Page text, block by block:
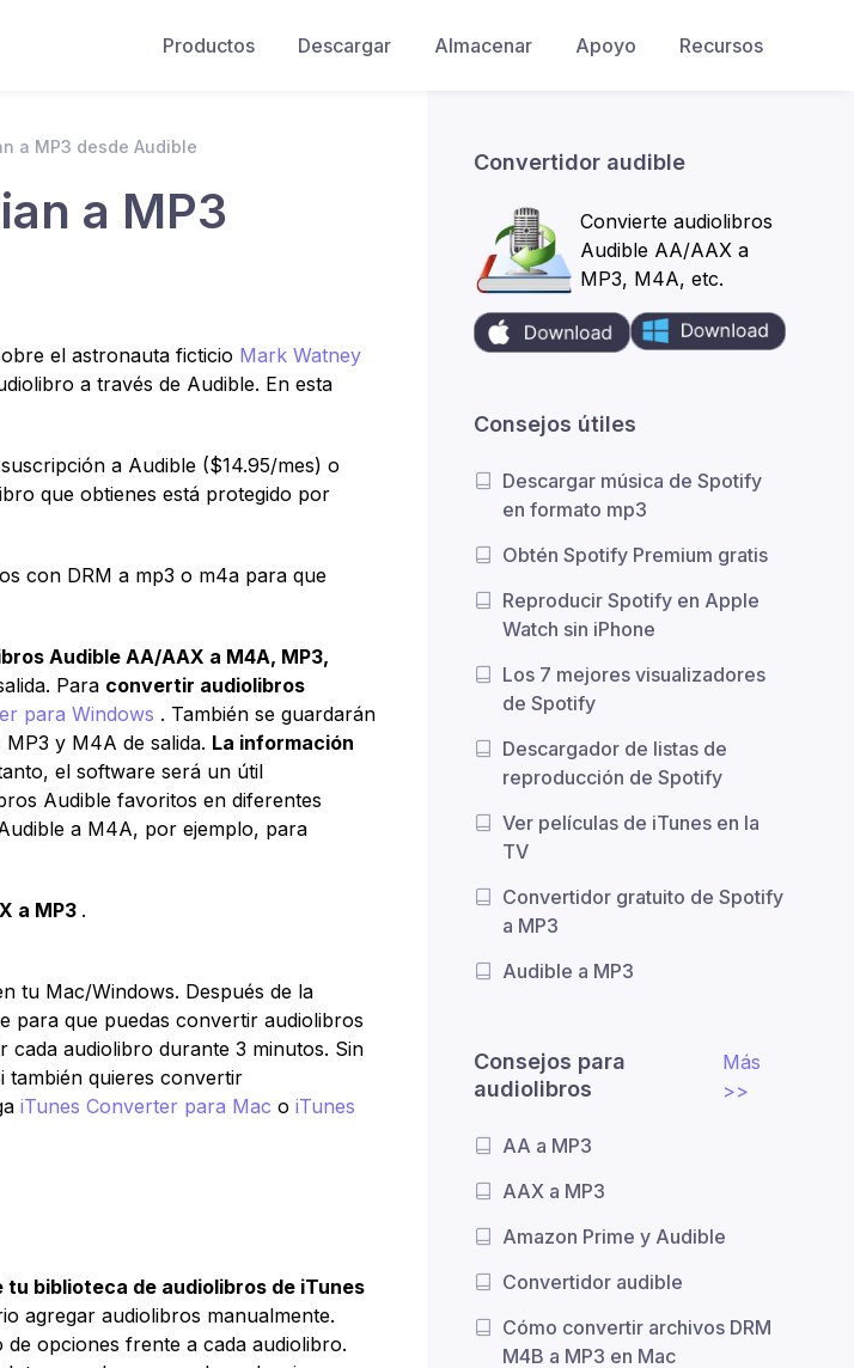
Productos Descargar Almacenar Apoyo Recursos
a MP3 desde Audible
a MP3
el astronauta ficticio Mark Watney
a través de Audible. En esta
a Audible ($14.95/mes) o
que obtienes está protegido por
con DRM a mp3 o m4a para que
Audible AA/AAX a M4A, MP3,
Para convertir audiolibros
para Windows . También se guardarán
y M4A de salida. La información
el software será un útil
Audible favoritos en diferentes
a M4A, por ejemplo, para
a MP3 .
tu Mac/Windows. Después de la
para que puedas convertir audiolibros
audiolibro durante 3 minutos. Sin
también quieres convertir
iTunes Converter para Mac o iTunes
tu biblioteca de audiolibros de iTunes
agregar audiolibros manualmente.
opciones frente a cada audiolibro.
Convertidor audible
Convierte audiolibros
Audible AA/AAX a
MP3, M4A, etc.
Consejos útiles
Descargar música de Spotify
en formato mp3
Obtén Spotify Premium gratis
Reproducir Spotify en Apple
Watch sin iPhone
Los 7 mejores visualizadores
de Spotify
Descargador de listas de
reproducción de Spotify
Ver películas de iTunes en la
TV
Convertidor gratuito de Spotify
a MP3
Audible a MP3
Consejos para
audiolibros
Más
>>
AA a MP3
AAX a MP3
Amazon Prime y Audible
Convertidor audible
Cómo convertir archivos DRM
M4B a MP3 en Mac